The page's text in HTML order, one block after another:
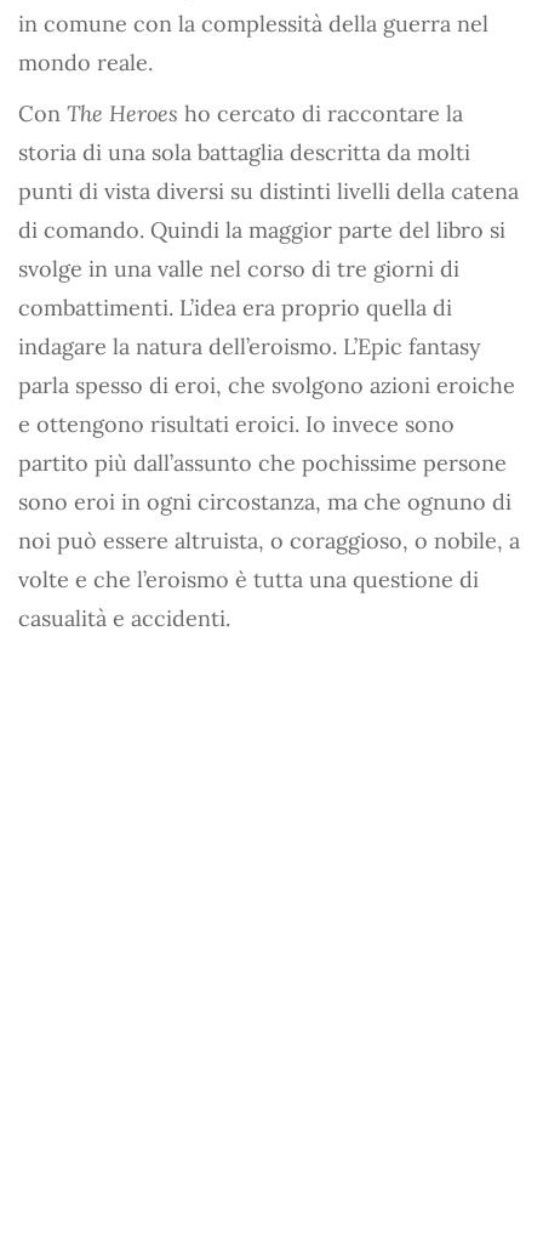
in comune con la complessità della guerra nel
mondo reale.
Con The Heroes ho cercato di raccontare la
storia di una sola battaglia descritta da molti
punti di vista diversi su distinti livelli della catena
di comando. Quindi la maggior parte del libro si
svolge in una valle nel corso di tre giorni di
combattimenti. L’idea era proprio quella di
indagare la natura dell’eroismo. L’Epic fantasy
parla spesso di eroi, che svolgono azioni eroiche
e ottengono risultati eroici. Io invece sono
partito più dall’assunto che pochissime persone
sono eroi in ogni circostanza, ma che ognuno di
noi può essere altruista, o coraggioso, o nobile, a
volte e che l’eroismo è tutta una questione di
casualità e accidenti.